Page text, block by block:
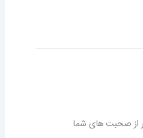
از صحبت های شما